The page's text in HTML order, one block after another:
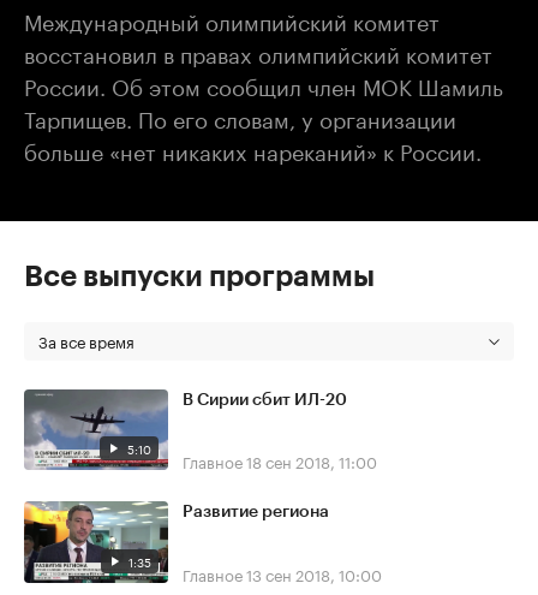
Международный олимпийский комитет
восстановил в правах олимпийский комитет
России. Об этом сообщил член МОК Шамиль
Тарпищев. По его словам, у организации
больше «нет никаких нареканий» к России.
Все выпуски программы
За все время
5:10
В Сирии сбит ИЛ-20
Главное18 сен 2018, 11:00
1:35
Развитие региона
Главное13 сен 2018, 10:00